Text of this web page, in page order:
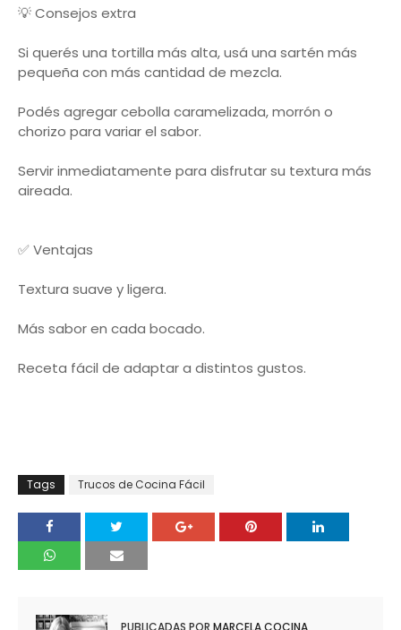
💡 Consejos extra
Si querés una tortilla más alta, usá una sartén más
pequeña con más cantidad de mezcla.
Podés agregar cebolla caramelizada, morrón o
chorizo para variar el sabor.
Servir inmediatamente para disfrutar su textura más
aireada.
✅ Ventajas
Textura suave y ligera.
Más sabor en cada bocado.
Receta fácil de adaptar a distintos gustos.
Tags Trucos de Cocina Fácil
PUBLICADAS POR MARCELA COCINA